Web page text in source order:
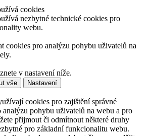
cookies
nezbytné technické cookies pro
webu.
cookies pro analýzu pohybu uživatelů na
v nastavení níže.
vše Nastavení
cookies pro zajištění správné
pohybu uživatelů na webu a pro
přijmout či odmítnout některé druhy
pro základní funkcionalitu webu.